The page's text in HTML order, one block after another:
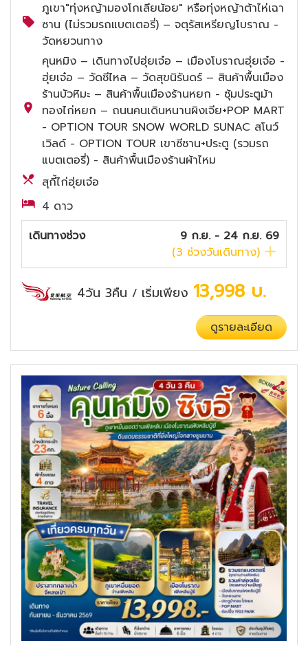
ภูเขา"ทุ่งหญ้ามองโกเลียน้อย" หรือทุ่งหญ้าต้าไห่เฉา
ซาน (ไม่รวมรถแบตเตอรี่) – จตุรัสเหรียญโบราณ -
วัดหยวนทาง
คุนหมิง – เดินทางไปฮุ่ยเจ๋อ – เมืองโบราณฮุ่ยเจ๋อ -
ฮุ่ยเจ๋อ – วัดซีไหล – วัดสุขนิรันดร์ – สินค้าพื้นเมือง
ร้านบัวหิมะ – สินค้าพื้นเมืองร้านหยก - ซุ้มประตูม้า
ทองไก่หยก – ถนนคนเดินหนานผิงเจีย+POP MART
- OPTION TOUR SNOW WORLD SUNAC สโนว์
เวิลด์ - OPTION TOUR เขาซีซาน+ประตู (รวมรถ
แบตเตอรี่) - สินค้าพื้นเมืองร้านผ้าไหม
สุกี้ไก่ฮุ่ยเจ๋อ
4 ดาว
เดินทางช่วง
9 ก.ย. - 24 ก.ย. 69
(3 ช่วงวันเดินทาง)
4วัน 3คืน / เริ่มเพียง 13,998 บ.
ดูรายละเอียด